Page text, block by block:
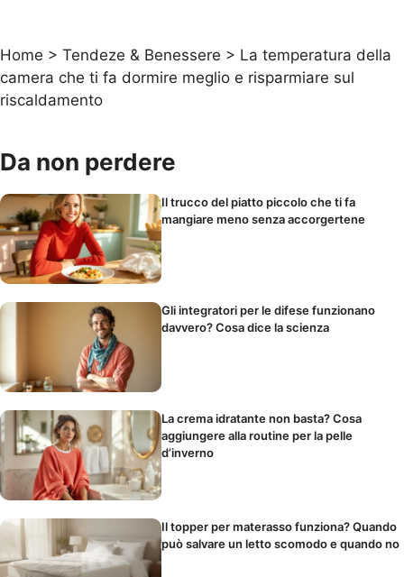
Home > Tendeze & Benessere > La temperatura della
camera che ti fa dormire meglio e risparmiare sul
riscaldamento
Da non perdere
Il trucco del piatto piccolo che ti fa
mangiare meno senza accorgertene
Gli integratori per le difese funzionano
davvero? Cosa dice la scienza
La crema idratante non basta? Cosa
aggiungere alla routine per la pelle
d’inverno
Il topper per materasso funziona? Quando
può salvare un letto scomodo e quando no